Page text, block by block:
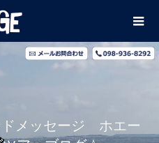
メッセージ ホエー